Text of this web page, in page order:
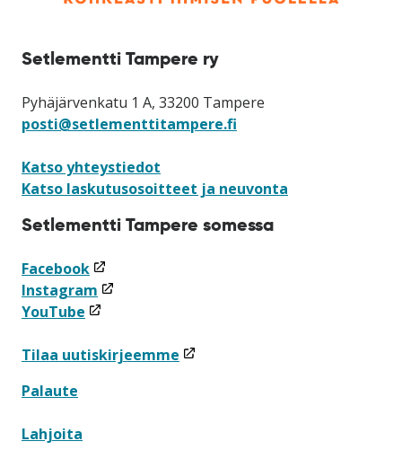
Setlementti Tampere ry
Pyhäjärvenkatu 1 A, 33200 Tampere
posti@setlementtitampere.fi
Katso yhteystiedot
Katso laskutusosoitteet ja neuvonta
Setlementti Tampere somessa
Facebook(linkki
avataan
uuteen
Instagram (linkki
avataan
ikkunaan)
YouTube (linkki
uuteen
Tilaa uutiskirjeemme (linkki
Palaute
Lahjoita